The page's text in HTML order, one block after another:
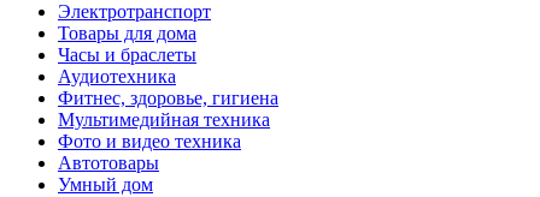
Электротранспорт
Товары для дома
Часы и браслеты
Аудиотехника
Фитнес, здоровье, гигиена
Мультимедийная техника
Фото и видео техника
Автотовары
Умный дом